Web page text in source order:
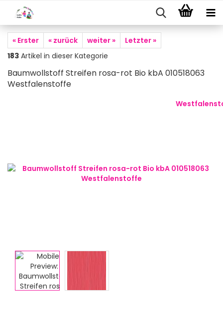
« Erster « zurück weiter »
Letzter »
183 Artikel in dieser Kategorie
Baumwollstoff Streifen rosa-rot Bio kbA 010518063
Westfalenstoffe